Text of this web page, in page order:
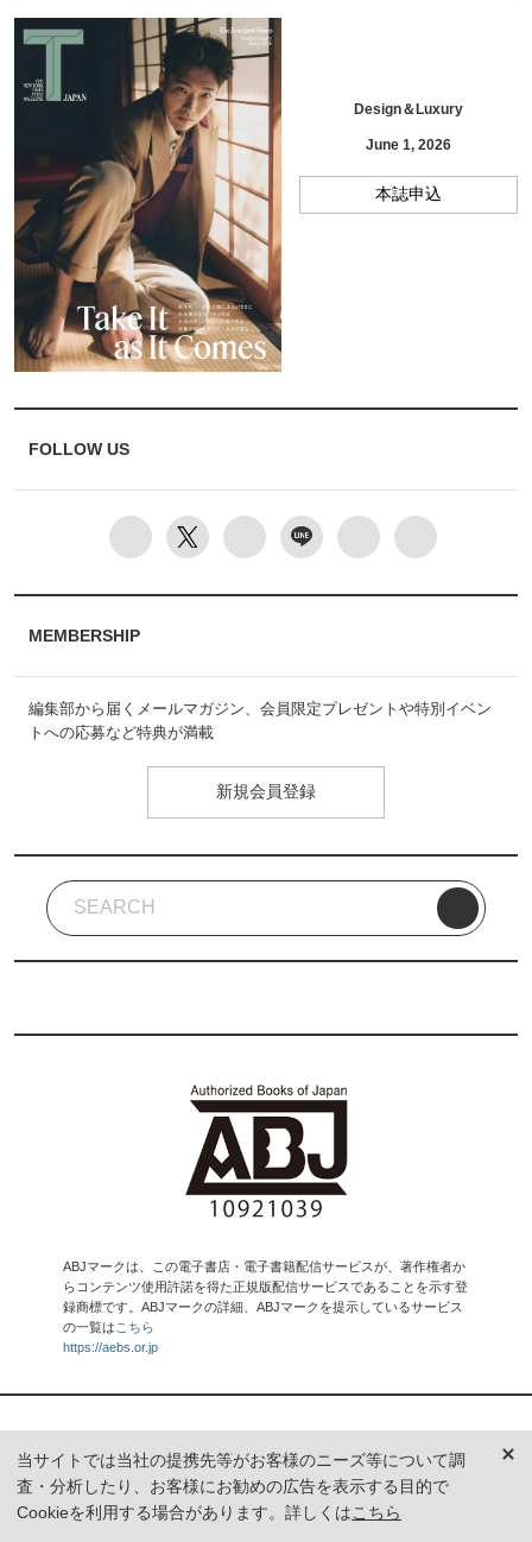
Design＆Luxury
June 1, 2026
本誌申込
FOLLOW US
MEMBERSHIP
編集部から届くメールマガジン、会員限定プレゼントや特別イベン
トへの応募など特典が満載
新規会員登録
ABJマークは、この電子書店・電子書籍配信サービスが、著作権者か
らコンテンツ使用許諾を得た正規版配信サービスであることを示す登
録商標です。ABJマークの詳細、ABJマークを提示しているサービス
の一覧は こちら
https://aebs.or.jp
集英社女性誌ポータル利用規約
集英社プライバシーポリシー
お問い合わせ
ヘルプ（FAQ）
広告掲載に関して
記事掲載に関して
当サイトでは当社の提携先等がお客様のニーズ等について調
査・分析したり、お客様にお勧めの広告を表示する目的で
Cookieを利用する場合があります。詳しくはこちら